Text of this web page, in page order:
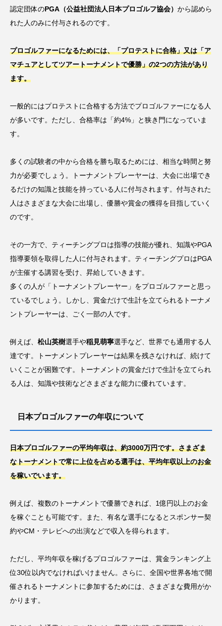
山口県岩国市 広島市佐伯区 日本人
歴史 甲子園 種目 種類 競技
練習
自動車 言葉 資格 賞金 遊び
金額 開会式 高校野球
認定団体のPGA（公益社団法人日本プロゴルフ協会） から認めら
れた人のみに付与されるのです。
プロゴルファーになるためには、「プロテストに合格」又は「ア
マチュアとしてツアートーナメントで優勝」の2つの方法があり
ます。
一般的にはプロテストに合格する方法でプロゴルファーになる人
が多いです。ただし、合格率は「約4%」と狭き門になっていま
す。
多くの試験者の中から合格を勝ち取るためには、相当な時間と努
力が必要でしょう。トーナメントプレーヤーは、大会に出場でき
るだけの知識と技能を持っている人に付与されます。付与された
人はさまざまな大会に出場し、優勝や賞金の獲得を目指していく
のです。
その一方で、ティーチングプロは指導の技能が優れ、知識やPGA
指導要領を取得した人に付与されます。ティーチングプロはPGA
が主催する講習を受け、昇給していきます。
多くの人が「トーナメントプレーヤー」をプロゴルファーと思っ
ているでしょう。しかし、賞金だけで生計を立てられるトーナメ
ントプレーヤーは、ごく一部の人です。
例えば、 松山英樹選手や稲見萌寧選手など、世界でも通用する人
達です。トーナメントプレーヤーは結果を残さなければ、続けて
いくことが困難です。トーナメントの賞金だけで生計を立てられ
る人は、知識や技術などさまざまな能力に優れています。
日本プロゴルファーの年収について
日本プロゴルファーの平均年収は、約3000万円です。さまざま
なトーナメントで常に上位を占める選手は、平均年収以上のお金
を稼いでいます。
例えば、複数のトーナメントで優勝できれば、1億円以上のお金
を稼ぐことも可能です。また、有名な選手になるとスポンサー契
約やCM・テレビへの出演などで収入を得られます。
ただし、平均年収を稼げるプロゴルファーは、賞金ランキング上
位30位以内でなければいけません。さらに、全国や世界各地で開
催されるトーナメントに参加するためには、さまざまな費用がか
かります。